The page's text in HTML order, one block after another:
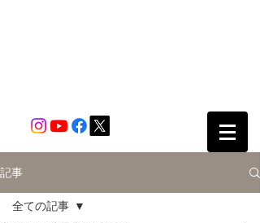
記事
全ての記事